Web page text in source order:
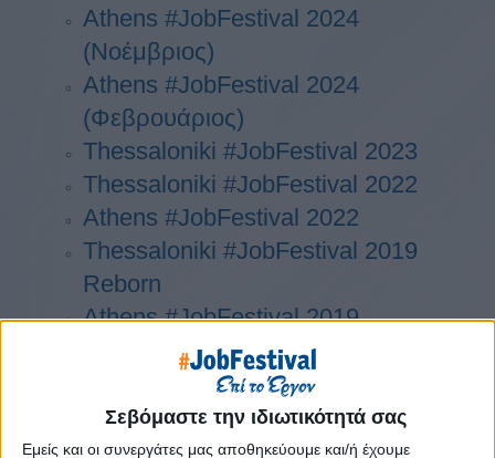
Σεβόμαστε την ιδιωτικότητά σας
Εμείς και οι συνεργάτες μας αποθηκεύουμε και/ή έχουμε
Athens #JobFestival 2024
(Νοέμβριος)
Athens #JobFestival 2024
(Φεβρουάριος)
Thessaloniki #JobFestival 2023
Thessaloniki #JobFestival 2022
Athens #JobFestival 2022
Thessaloniki #JobFestival 2019
Reborn
Athens #JobFestival 2019
Thessaloniki #JobFestival 2019
Athens #JobFestival 2018
Thessaloniki #JobFestival 2018
Athens #JobFestival 2017